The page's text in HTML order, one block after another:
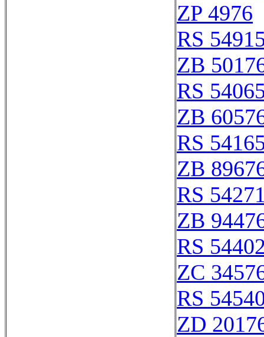
ZP 4976
RS
ZB
RS
ZB
RS
ZB
RS
ZB
RS
ZC
RS
ZD